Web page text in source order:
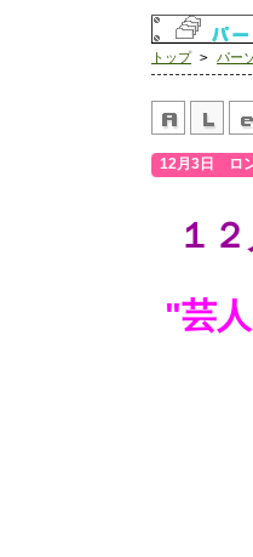
トップ> パー
12月3日 ロ
１
"芸